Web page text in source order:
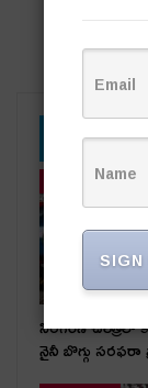
YOU
తాజా వార్తలు
సింగరేణి చరిత్రలో
నైనీ బొగ్గు సరఫరా